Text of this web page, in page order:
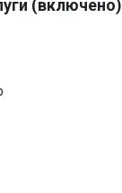
(включено)